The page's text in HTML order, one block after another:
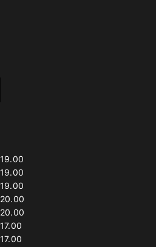
19.00
19.00
19.00
20.00
20.00
17.00
17.00